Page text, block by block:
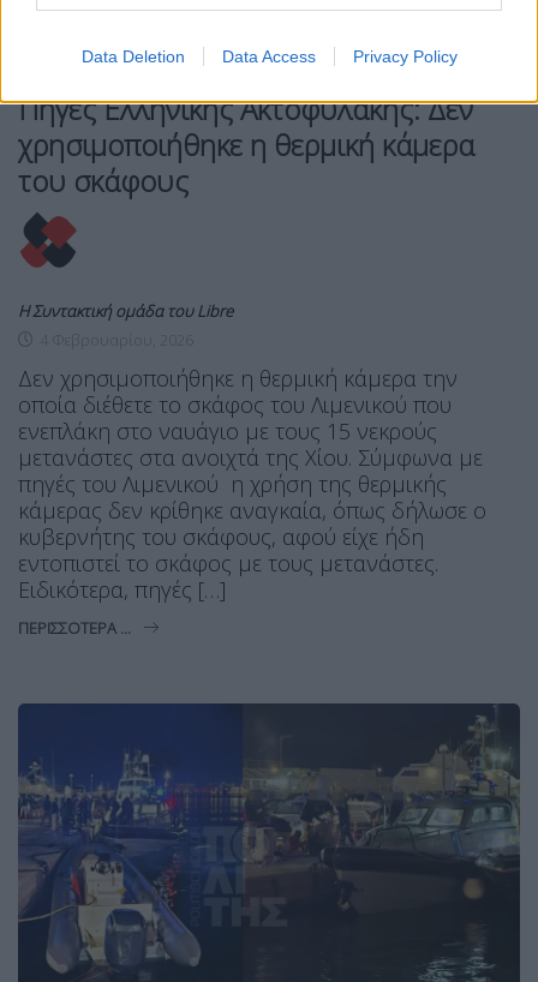
Data Deletion Data Access Privacy Policy
BACKSTAGE VIDEO ΕΙΔΉΣΕΙΣ
Πηγές Ελληνικής Ακτοφυλακής: Δεν
χρησιμοποιήθηκε η θερμική κάμερα
του σκάφους
Η Συντακτική ομάδα του Libre
Δεν χρησιμοποιήθηκε η θερμική κάμερα την
οποία διέθετε το σκάφος του Λιμενικού που
ενεπλάκη στο ναυάγιο με τους 15 νεκρούς
μετανάστες στα ανοιχτά της Χίου. Σύμφωνα με
πηγές του Λιμενικού η χρήση της θερμικής
κάμερας δεν κρίθηκε αναγκαία, όπως δήλωσε ο
κυβερνήτης του σκάφους, αφού είχε ήδη
εντοπιστεί το σκάφος με τους μετανάστες.
Ειδικότερα, πηγές […]
ΠΕΡΙΣΣΌΤΕΡΑ ...